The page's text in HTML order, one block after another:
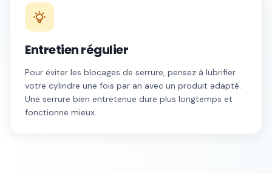
Entretien régulier
Pour éviter les blocages de serrure, pensez à lubrifier
votre cylindre une fois par an avec un produit adapté.
Une serrure bien entretenue dure plus longtemps et
fonctionne mieux.